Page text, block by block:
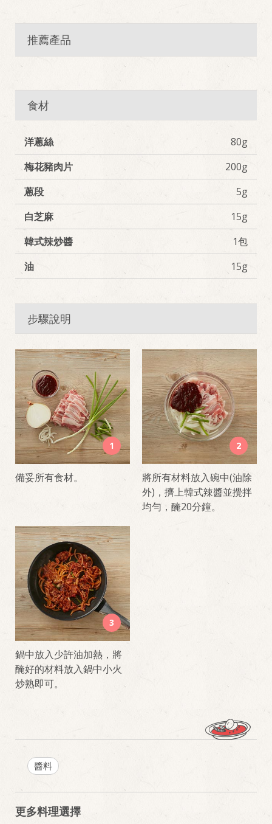
推薦產品
食材
洋蔥絲
80g
梅花豬肉片
200g
蔥段
5g
白芝麻
15g
韓式辣炒醬
1包
油
15g
步驟說明
1
備妥所有食材。
2
將所有材料放入碗中(油除
外)，擠上韓式辣醬並攪拌
均勻，醃20分鐘。
3
鍋中放入少許油加熱，將
醃好的材料放入鍋中小火
炒熟即可。
醬料
更多料理選擇